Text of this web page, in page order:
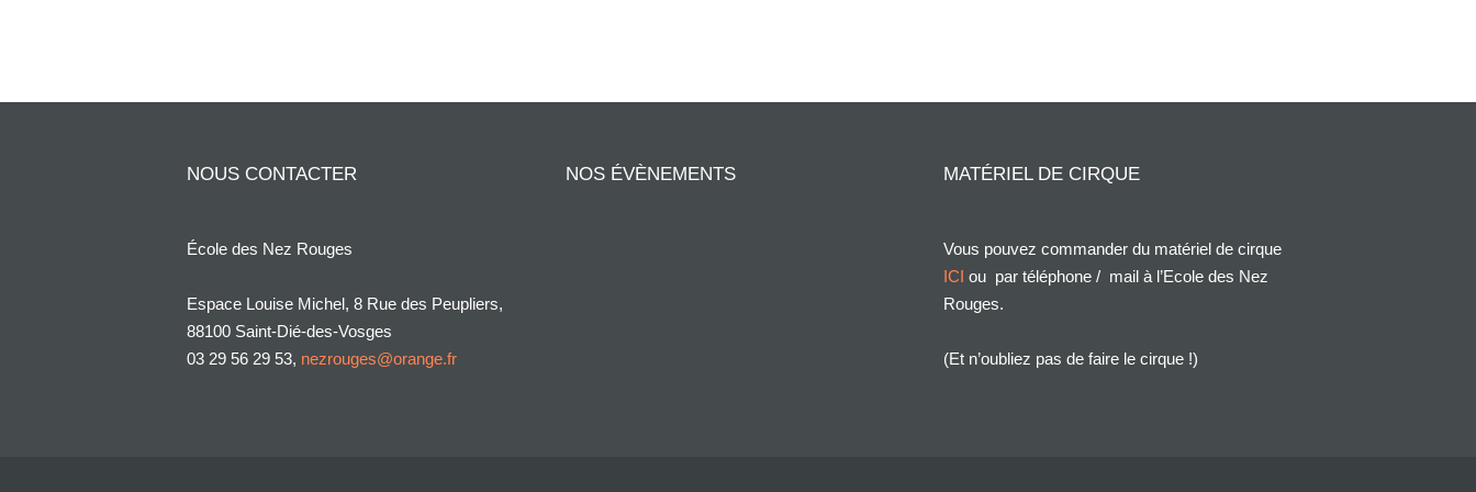
NOUS CONTACTER
École des Nez Rouges
Espace Louise Michel, 8 Rue des Peupliers,
88100 Saint-Dié-des-Vosges
03 29 56 29 53, nezrouges@orange.fr
NOS ÉVÈNEMENTS MATÉRIEL DE CIRQUE
Vous pouvez commander du matériel de cirque
ICI ou par téléphone / mail à l’Ecole des Nez
Rouges.
(Et n’oubliez pas de faire le cirque !)